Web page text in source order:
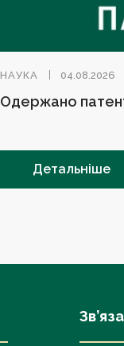
НАУКА 04.08.2026
Одержано
Детальніше